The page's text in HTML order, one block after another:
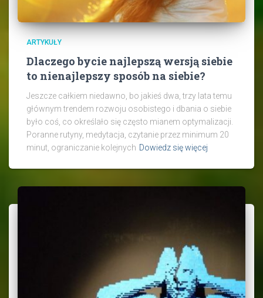
ARTYKUŁY
Dlaczego bycie najlepszą wersją siebie
to nienajlepszy sposób na siebie?
Jeszcze całkiem niedawno, bo jakieś dwa, trzy lata temu
głównym trendem rozwoju osobistego i dbania o siebie
było coś, co określało się często mianem optymalizacji.
Poranne rutyny, medytacja, czytanie przez minimum 20
minut, ograniczanie kolejnych Dowiedz się więcej